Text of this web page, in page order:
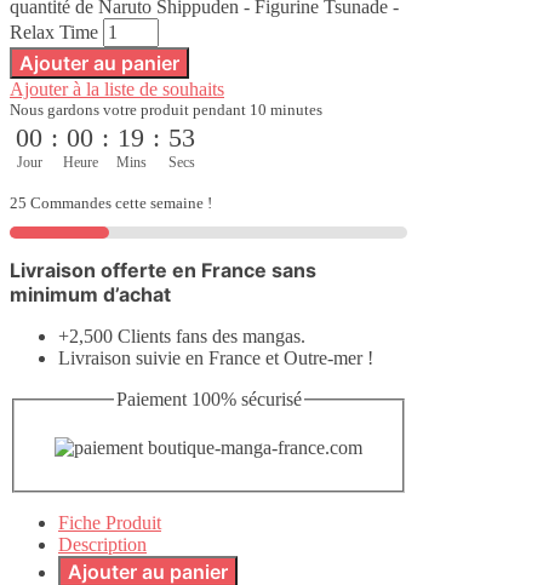
quantité de Naruto Shippuden - Figurine Tsunade -
Relax Time
Ajouter au panier
Ajouter à la liste de souhaits
Nous gardons votre produit pendant 10 minutes
00
Jour
: 00
Heure
: 19
Mins
: 51
Secs
25 Commandes cette semaine !
Livraison offerte en France sans
minimum d’achat
+2,500 Clients fans des mangas.
Livraison suivie en France et Outre-mer !
Paiement 100% sécurisé
Fiche Produit
Description
Ajouter au panier